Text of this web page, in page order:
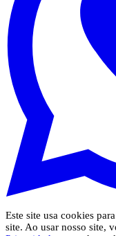
Este site usa cookies
site. Ao usar nosso site,